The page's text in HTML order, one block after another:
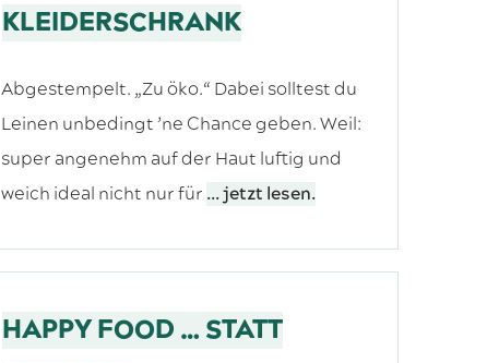
KLEIDERSCHRANK
Abgestempelt. „Zu öko.“ Dabei solltest du
Leinen unbedingt ’ne Chance geben. Weil:
super angenehm auf der Haut luftig und
weich ideal nicht nur für ... jetzt lesen.
HAPPY FOOD … STATT